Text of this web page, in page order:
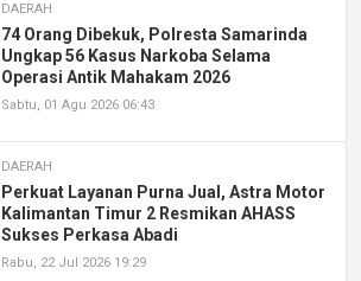
DAERAH
74 Orang Dibekuk, Polresta Samarinda
Ungkap 56 Kasus Narkoba Selama
Operasi Antik Mahakam 2026
Sabtu, 01 Agu 2026 06:43
DAERAH
Perkuat Layanan Purna Jual, Astra Motor
Kalimantan Timur 2 Resmikan AHASS
Sukses Perkasa Abadi
Rabu, 22 Jul 2026 19:29